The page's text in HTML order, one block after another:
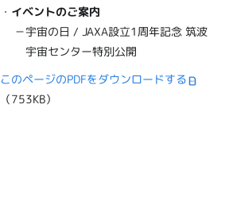
・ イベントのご案内
－宇宙の日 / JAXA設立1周年記念 筑波
宇宙センター特別公開
このページのPDFをダウンロードする
（753KB）